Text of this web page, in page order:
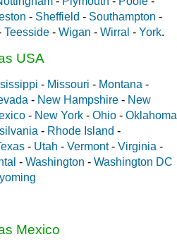
- Sheffield - Southampton -
Teesside - Wigan - Wirral - York.
USA
- Missouri - Montana -
- New Hampshire - New
- New York - Ohio - Oklahoma
- Rhode Island -
- Utah - Vermont- Virginia -
- Washington - Washington DC
Mexico